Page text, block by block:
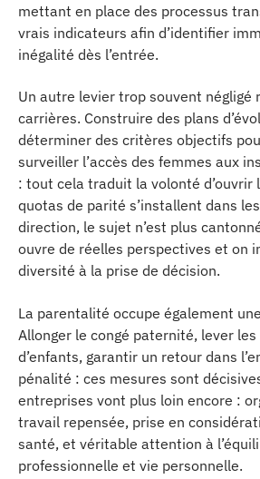
mettant en place des processus
vrais indicateurs afin d’identifier
inégalité dès l’entrée.
Un autre levier trop souvent négligé
carrières. Construire des plans
déterminer des critères objectifs
surveiller l’accès des femmes aux
: tout cela traduit la volonté d’ouvrir
quotas de parité s’installent dans
direction, le sujet n’est plus
ouvre de réelles perspectives et on
diversité à la prise de décision.
La parentalité occupe également
Allonger le congé paternité, lever
d’enfants, garantir un retour dans
pénalité : ces mesures sont
entreprises vont plus loin encore :
travail repensée, prise en
santé, et véritable attention à
professionnelle et vie personnelle.